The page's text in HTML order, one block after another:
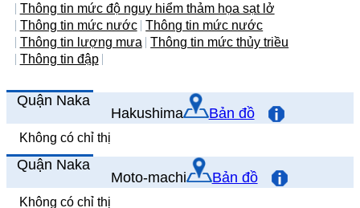
Thông tin mức độ nguy hiểm thảm họa sạt lở
Thông tin mức nước
Thông tin mức nước
Thông tin lượng mưa
Thông tin mức thủy triều
Thông tin đập
Quận Naka
Hakushima
Bản đồ
Không có chỉ thị
Quận Naka
Moto-machi
Bản đồ
Không có chỉ thị